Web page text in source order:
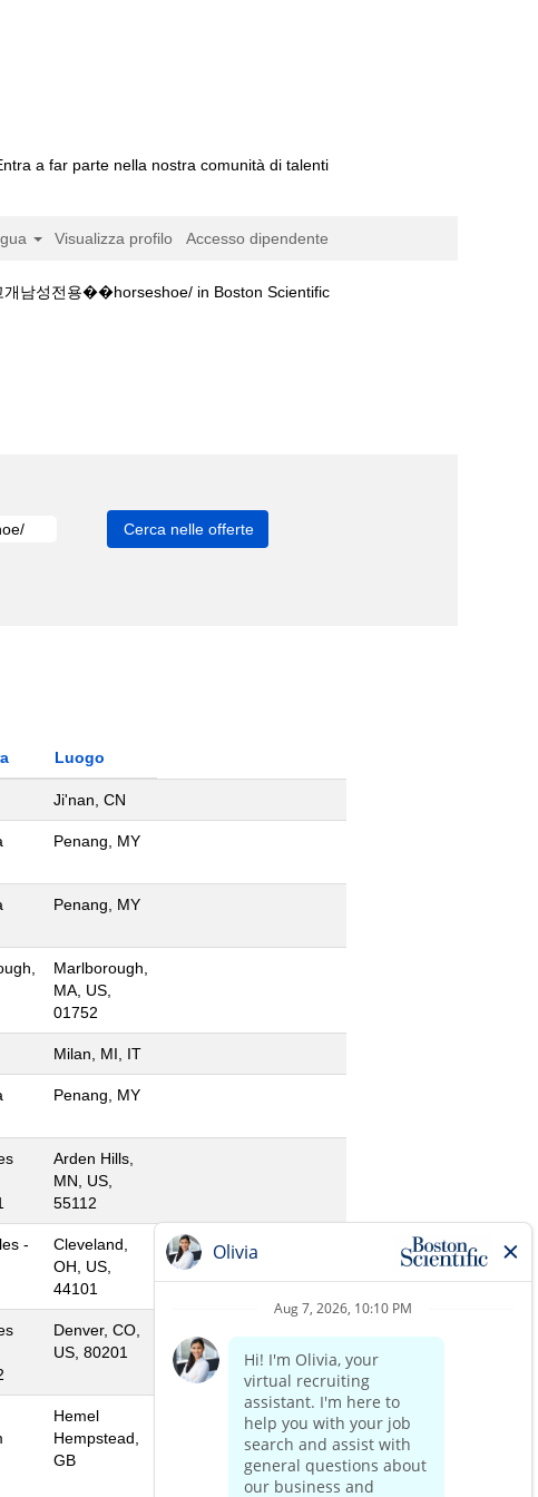
a far parte nella nostra comunità di talenti
Visualizza profilo Accesso dipendente
개남성전용��horseshoe/ in Boston Scientific(pagina
Luogo
Ji'nan, CN
Penang, MY
Penang, MY
Marlborough,
MA, US,
01752
Milan, MI, IT
Penang, MY
Arden Hills,
MN, US,
55112
-
Cleveland,
OH, US,
44101
Denver, CO,
US, 80201
Hemel
Hempstead,
GB